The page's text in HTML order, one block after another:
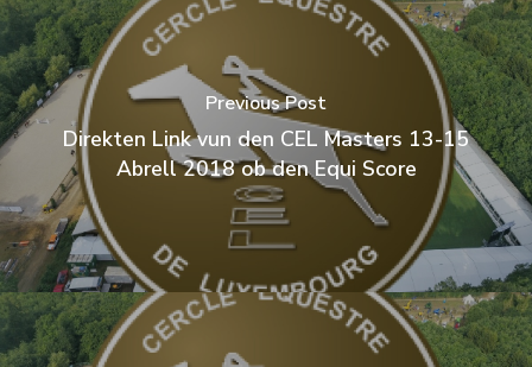
Previous Post
Direkten Link vun den CEL Masters 13-15
Abrell 2018 ob den Equi Score